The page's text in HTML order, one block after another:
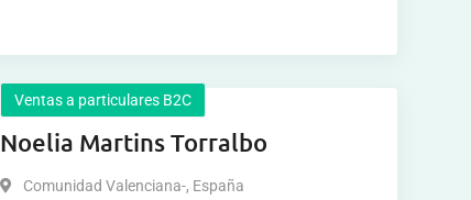
Ventas a particulares B2C
Noelia Martins Torralbo
Comunidad Valenciana-, España